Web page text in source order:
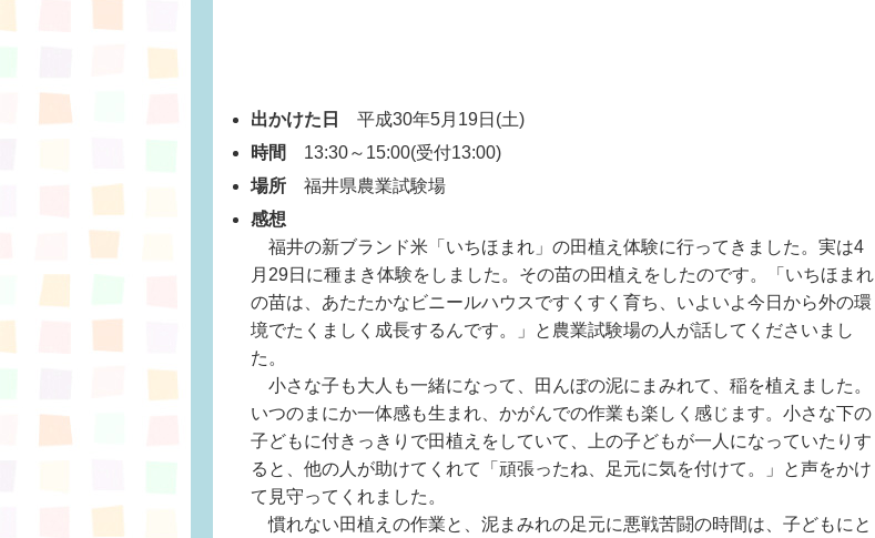
出かけた日
平成30年5月19日(土)
時間
13:30～15:00(受付13:00)
場所 福井県農業試験場
感想
福井の新ブランド米「いちほまれ」の田植え体験に行ってきました。実は4
月29日に種まき体験をしました。その苗の田植えをしたのです。「いちほまれ
の苗は、あたたかなビニールハウスですくすく育ち、いよいよ今日から外の環
境でたくましく成長するんです。」と農業試験場の人が話してくださいまし
た。
小さな子も大人も一緒になって、田んぼの泥にまみれて、稲を植えました。
いつのまにか一体感も生まれ、かがんでの作業も楽しく感じます。小さな下の
子どもに付きっきりで田植えをしていて、上の子どもが一人になっていたりす
ると、他の人が助けてくれて「頑張ったね、足元に気を付けて。」と声をかけ
て見守ってくれました。
慣れない田植えの作業と、泥まみれの足元に悪戦苦闘の時間は、子どもにと